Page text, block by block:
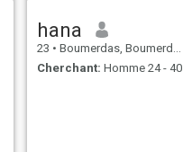
hana
23 • Boumerdas, Boumerdes, Algérie
Cherchant: Homme 24 - 40